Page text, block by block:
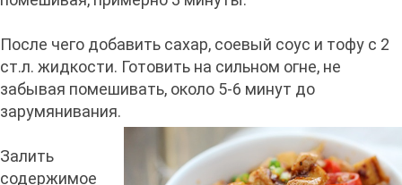
После чего добавить сахар, соевый соус и тофу с 2
ст.л. жидкости. Готовить на сильном огне, не
забывая помешивать, около 5-6 минут до
зарумянивания.
Залить
содержимое